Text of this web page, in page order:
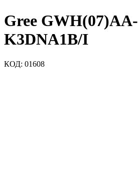
Gree GWH(07)AA-
K3DNA1B/I
КОД: 01608